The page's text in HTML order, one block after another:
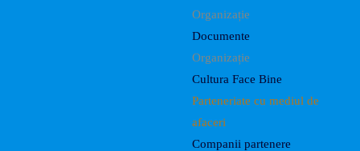
Organizație
Documente
Organizație
Cultura Face Bine
Parteneriate cu mediul de
afaceri
Companii partenere